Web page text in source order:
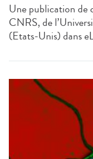
Une publication de
CNRS, de
(Etats-Unis) dans